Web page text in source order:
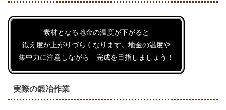
素材となる地金の温度が下がると
鍛え度が上がりづらくなります。地金の温度や
集中力に注意しながら 完成を目指しましょう！
実際の鍛冶作業